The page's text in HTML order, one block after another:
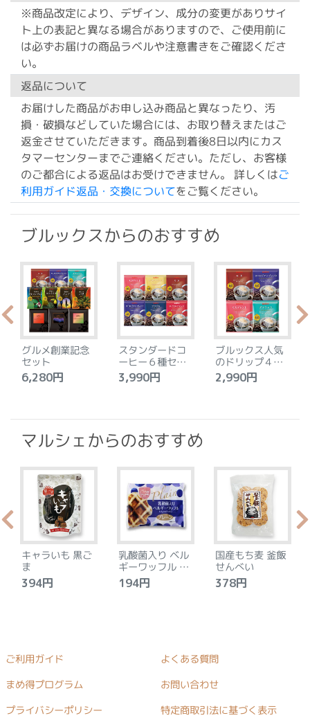
※商品改定により、デザイン、成分の変更がありサイ
ト上の表記と異なる場合がありますので、ご使用前に
は必ずお届けの商品ラベルや注意書きをご確認くださ
い。
返品について
お届けした商品がお申し込み商品と異なったり、汚
損・破損などしていた場合には、お取り替えまたはご
返金させていただきます。商品到着後8日以内にカス
タマーセンターまでご連絡ください。ただし、お客様
のご都合による返品はお受けできません。 詳しくはご
利用ガイド返品・交換についてをご覧ください。
ブルックスからのおすすめ
グルメ創業記念
セット
6,280円
スタンダードコ
ーヒー６種セッ
ト
3,990円
ブルックス人気
のドリップ４種
セット
2,990円
マルシェからのおすすめ
キャラいも 黒ご
ま
394円
乳酸菌入り ベル
ギーワッフル プ
レーン
194円
国産もち麦 釜飯
せんべい
378円
ご利用ガイド よくある質問
まめ得プログラム お問い合わせ
プライバシーポリシー 特定商取引法に基づく表示